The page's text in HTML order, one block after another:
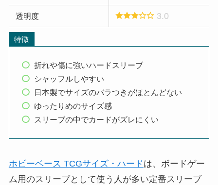
透明度 3.0
特徴
折れや傷に強いハードスリーブ
シャッフルしやすい
日本製でサイズのバラつきがほとんどない
ゆったりめのサイズ感
スリーブの中でカードがズレにくい
ホビーベース TCGサイズ・ハードは、ボードゲー
ム用のスリーブとして使う人が多い定番スリーブ